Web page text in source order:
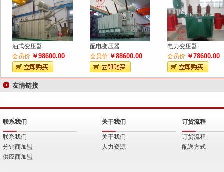
油式变压器
会员价:￥98600.00
配电变压器
会员价:￥88600.00
电力变压器
会员价: ￥78600.00
友情链接
联系我们
联系我们
分销商加盟
供应商加盟
关于我们
关于我们
人力资源
订货流程
订货流程
配送方式